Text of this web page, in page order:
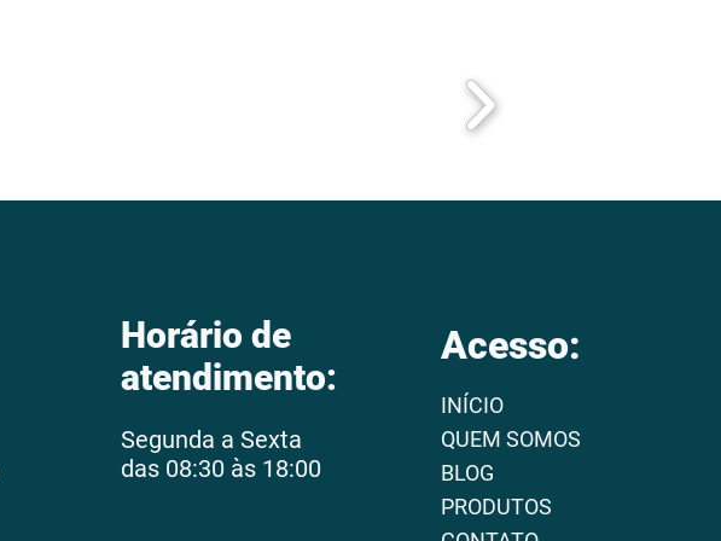
Horário de
atendimento:
Segunda a Sexta
das 08:30 às 18:00
Acesso:
INÍCIO
QUEM SOMOS
BLOG
PRODUTOS